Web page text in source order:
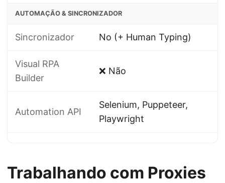
AUTOMAÇÃO & SINCRONIZADOR
Sincronizador No (+ Human Typing)
Visual RPA
Builder
❌ Não
Automation API
Selenium, Puppeteer,
Playwright
Trabalhando com Proxies